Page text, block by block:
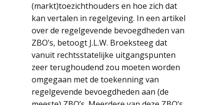
(markt)toezichthouders en hoe zich dat
kan vertalen in regelgeving. In een artikel
over de regelgevende bevoegdheden van
ZBO’s, betoogt J.L.W. Broeksteeg dat
vanuit rechtsstatelijke uitgangspunten
zeer terughoudend zou moeten worden
omgegaan met de toekenning van
regelgevende bevoegdheden aan (de